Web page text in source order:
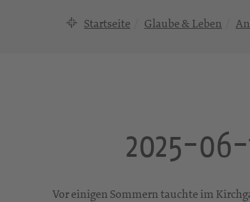
Startseite Glaube & Leben
2025-
Vor einigen Sommern tauchte im